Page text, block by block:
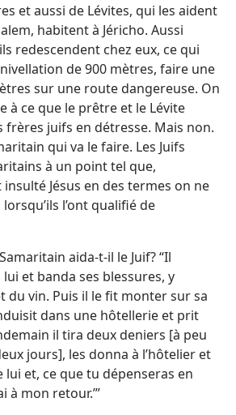
et aussi de Lévites, qui les aident
habitent à Jéricho. Aussi
redescendent chez eux, ce qui
de 900 mètres, faire une
sur une route dangereuse. On
à ce que le prêtre et le Lévite
frères juifs en détresse. Mais non.
qui va le faire. Les Juifs
à un point tel que,
Jésus en des termes on ne
l’ont qualifié de
aida-t-il le Juif? “Il
lui et banda ses blessures, y
du vin. Puis il le fit monter sur sa
dans une hôtellerie et prit
il tira deux deniers [à peu
jours], les donna à l’hôtelier et
lui et, ce que tu dépenseras en
à mon retour.’”